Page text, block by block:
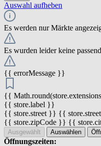
Auswahl aufheben
Es werden nur Märkte
Es wurden leider keine
{{ errorMessage }}
{{
{{ store.label }}
{{ store.street }} {{
{{ store.zipCode }} {{
Ausgewählt Auswählen
Öffnungszeiten: